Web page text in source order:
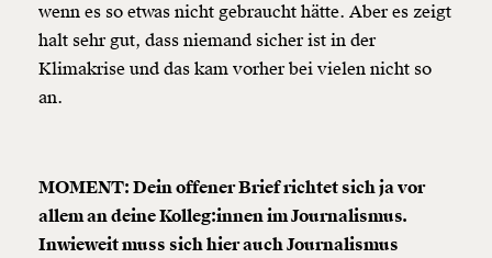
Veränderung
beginnt mit Dir!
Netz. Unabhängig und werbefrei. Und das wird auch
so bleiben. Kämpf’ mit uns für den Fortschritt und
unterstütze uns mit Deinem Mitgliedsbeitrag.
wenn es so etwas nicht gebraucht hätte. Aber es zeigt
halt sehr gut, dass niemand sicher ist in der
Klimakrise und das kam vorher bei vielen nicht so
an.
MOMENT: Dein offener Brief richtet sich ja vor
allem an deine Kolleg:innen im Journalismus.
Inwieweit muss sich hier auch Journalismus